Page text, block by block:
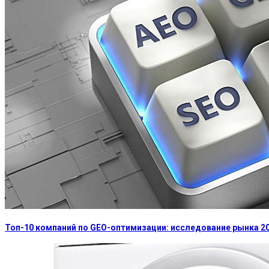
Топ-10 компаний по GEO-оптимизации: исследование рынка